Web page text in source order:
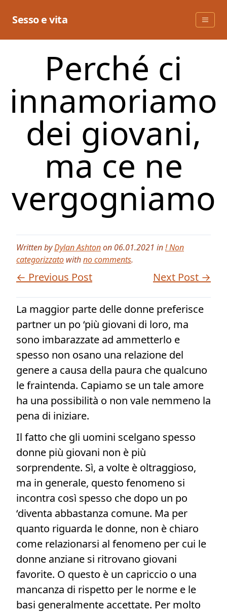
Sesso e vita
Perché ci
innamoriamo
dei giovani,
ma ce ne
vergogniamo
Written byDylan Ashtonon 06.01.2021 in! Non
categorizzato withno comments.
← Previous Post Next Post →
La maggior parte delle donne preferisce
partner un po ‘più giovani di loro, ma
sono imbarazzate ad ammetterlo e
spesso non osano una relazione del
genere a causa della paura che qualcuno
le fraintenda. Capiamo se un tale amore
ha una possibilità o non vale nemmeno la
pena di iniziare.
Il fatto che gli uomini scelgano spesso
donne più giovani non è più
sorprendente. Sì, a volte è oltraggioso,
ma in generale, questo fenomeno si
incontra così spesso che dopo un po
‘diventa abbastanza comune. Ma per
quanto riguarda le donne, non è chiaro
come relazionarsi al fenomeno per cui le
donne anziane si ritrovano giovani
favorite. O questo è un capriccio o una
mancanza di rispetto per le norme e le
basi generalmente accettate. Per molto